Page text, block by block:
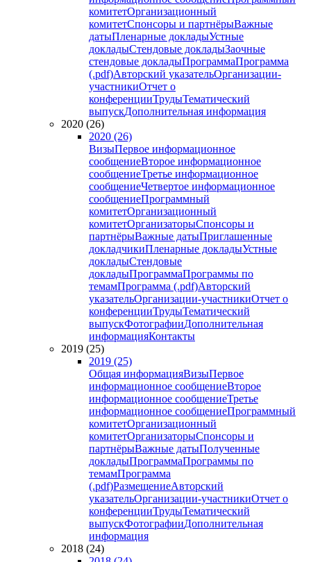
комитетОрганизационный
комитетСпонсоры и партнёрыВажные
датыПленарные докладыУстные
докладыСтендовые докладыЗаочные
стендовые докладыПрограммаПрограмма
(.pdf)Авторский указательОрганизации-
участникиОтчет о
конференцииТрудыТематический
выпускДополнительная информация
2020 (26)
2020 (26)
ВизыПервое информационное
сообщениеВторое информационное
сообщениеТретье информационное
сообщениеЧетвертое информационное
сообщениеПрограммный
комитетОрганизационный
комитетОрганизаторыСпонсоры и
партнёрыВажные датыПриглашенные
докладчикиПленарные докладыУстные
докладыСтендовые
докладыПрограммаПрограммы по
темамПрограмма (.pdf)Авторский
указательОрганизации-участникиОтчет о
конференцииТрудыТематический
выпускФотографииДополнительная
информацияКонтакты
2019 (25)
2019 (25)
Общая информацияВизыПервое
информационное сообщениеВторое
информационное сообщениеТретье
информационное сообщениеПрограммный
комитетОрганизационный
комитетОрганизаторыСпонсоры и
партнёрыВажные датыПолученные
докладыПрограммаПрограммы по
темамПрограмма
(.pdf)РазмещениеАвторский
указательОрганизации-участникиОтчет о
конференцииТрудыТематический
выпускФотографииДополнительная
информация
2018 (24)